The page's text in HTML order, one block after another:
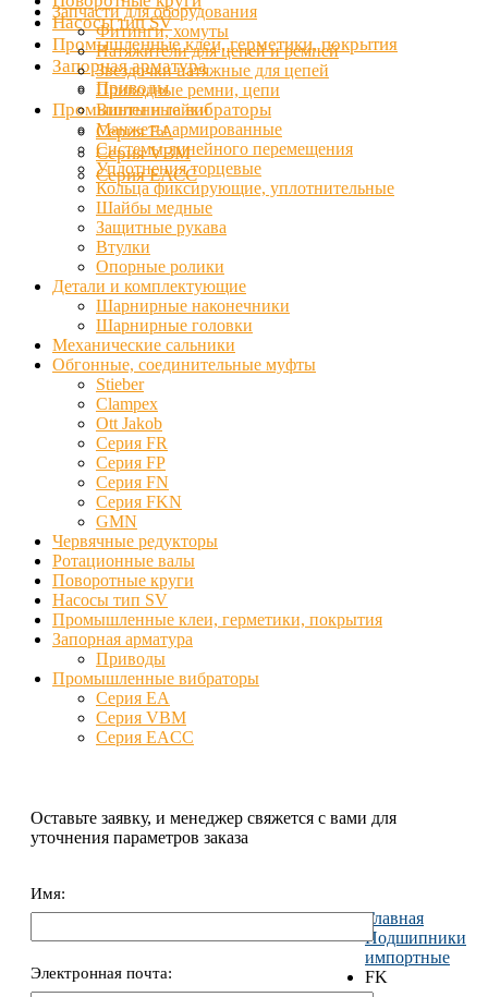
Насосы тип SV
Промышленные клеи, герметики, покрытия
Запорная арматура
Приводы
Промышленные вибраторы
Серия EA
Серия VBM
Серия EACC
Запчасти для оборудования
Фитинги, хомуты
Натяжители для цепей и ремней
Звездочки натяжные для цепей
Приводные ремни, цепи
Винты и гайки
Манжеты армированные
Системы линейного перемещения
Уплотнения торцевые
Кольца фиксирующие, уплотнительные
Шайбы медные
Защитные рукава
Втулки
Опорные ролики
Детали и комплектующие
Шарнирные наконечники
Шарнирные головки
Механические сальники
Обгонные, соединительные муфты
Stieber
Clampex
Ott Jakob
Серия FR
Серия FP
Серия FN
Серия FKN
GMN
Червячные редукторы
Ротационные валы
Поворотные круги
Насосы тип SV
Промышленные клеи, герметики, покрытия
Запорная арматура
Приводы
Промышленные вибраторы
Серия EA
Серия VBM
Серия EACC
Оставьте заявку, и менеджер свяжется с вами для
уточнения параметров заказа
Имя:
Электронная почта:
Главная
Подшипники
импортные
FK